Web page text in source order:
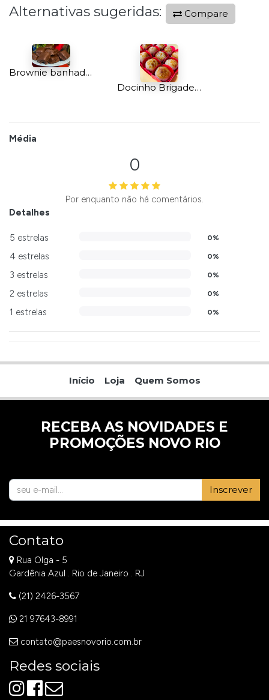
Alternativas sugeridas: Compare
Brownie banhado com Chocolate Belga c/6
Docinho Brigadeiro Gourmet Brûlée 25und
Média
0
Por enquanto não há comentários.
Detalhes
5 estrelas 0%
4 estrelas 0%
3 estrelas 0%
2 estrelas 0%
1 estrelas 0%
Início Loja Quem Somos
RECEBA AS NOVIDADES E
PROMOÇÕES NOVO RIO
Inscrever
Contato
Rua Olga - 5
Gardênia Azul . Rio de Janeiro . RJ
(21) 2426-3567
21 97643-8991
contato@paesnovorio.com.br
Redes sociais